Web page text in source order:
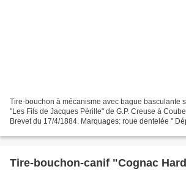
Tire-bouchon à mécanisme avec bague basculante
"Les Fils de Jacques Pérille" de G.P. Creuse à
Brevet du 17/4/1884. Marquages: roue dentelée "
Tire-bouchon-canif "Cognac